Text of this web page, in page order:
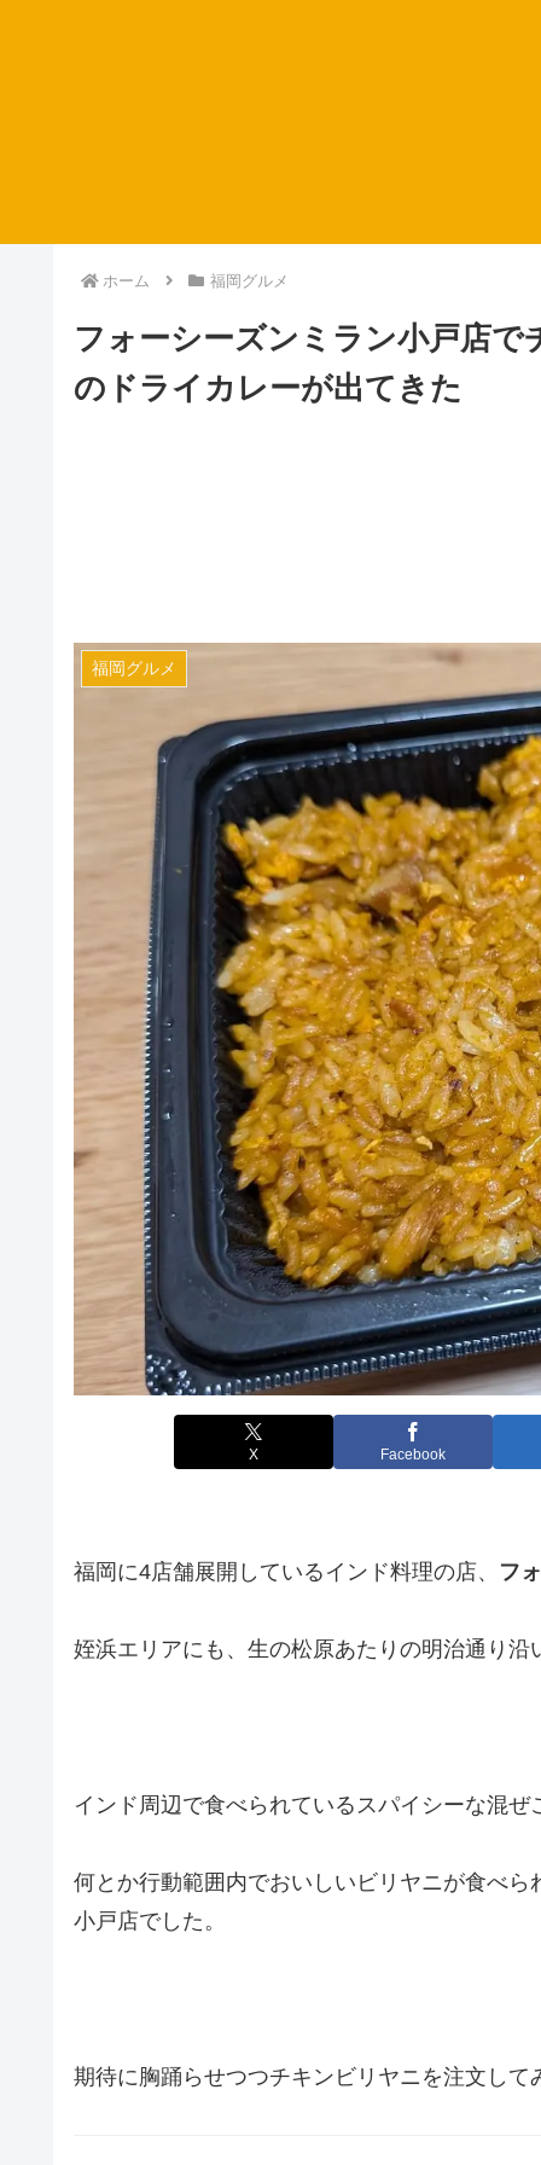
ホーム 福岡グルメ
フォーシーズンミラン小戸店
のドライカレーが出てきた
福岡グルメ
X Facebook
福岡に4店舗展開しているインド料理の店、 フ
姪浜エリアにも、生の松原あたりの明治通り沿
インド周辺で食べられているスパイシーな混
何とか行動範囲内でおいしいビリヤニが食べ
小戸店でした。
期待に胸踊らせつつチキンビリヤニを注文し